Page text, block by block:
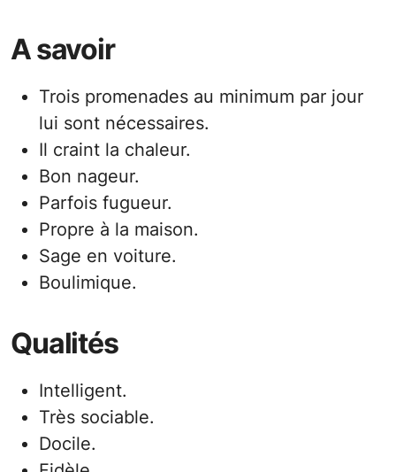
A savoir
Trois promenades au minimum par jour
lui sont nécessaires.
Il craint la chaleur.
Bon nageur.
Parfois fugueur.
Propre à la maison.
Sage en voiture.
Boulimique.
Qualités
Intelligent.
Très sociable.
Docile.